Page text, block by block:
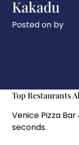
Top Restaurants
Venice Pizza
seconds.